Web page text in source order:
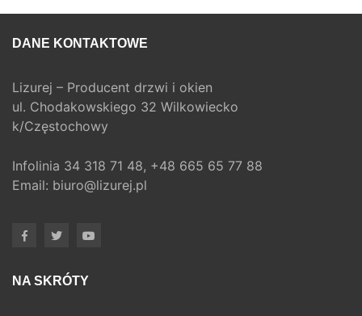
DANE KONTAKTOWE
Lizurej – Producent drzwi i okien
ul. Chodakowskiego 32 Wilkowiecko
k/Częstochowy
Infolinia 34 318 71 48, +48 665 65 77 88
Email: biuro@lizurej.pl
NA SKRÓTY